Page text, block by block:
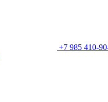
+7 985 410-